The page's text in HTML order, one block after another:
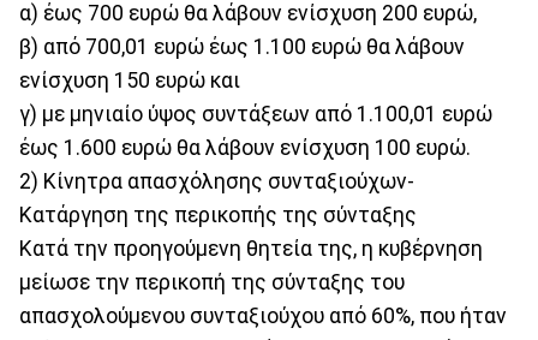
α) έως 700 ευρώ θα λάβουν ενίσχυση 200 ευρώ,
β) από 700,01 ευρώ έως 1.100 ευρώ θα λάβουν
ενίσχυση 150 ευρώ και
γ) με μηνιαίο ύψος συντάξεων από 1.100,01 ευρώ
έως 1.600 ευρώ θα λάβουν ενίσχυση 100 ευρώ.
2) Κίνητρα απασχόλησης συνταξιούχων-
Κατάργηση της περικοπής της σύνταξης
Κατά την προηγούμενη θητεία της, η κυβέρνηση
μείωσε την περικοπή της σύνταξης του
απασχολούμενου συνταξιούχου από 60%, που ήταν